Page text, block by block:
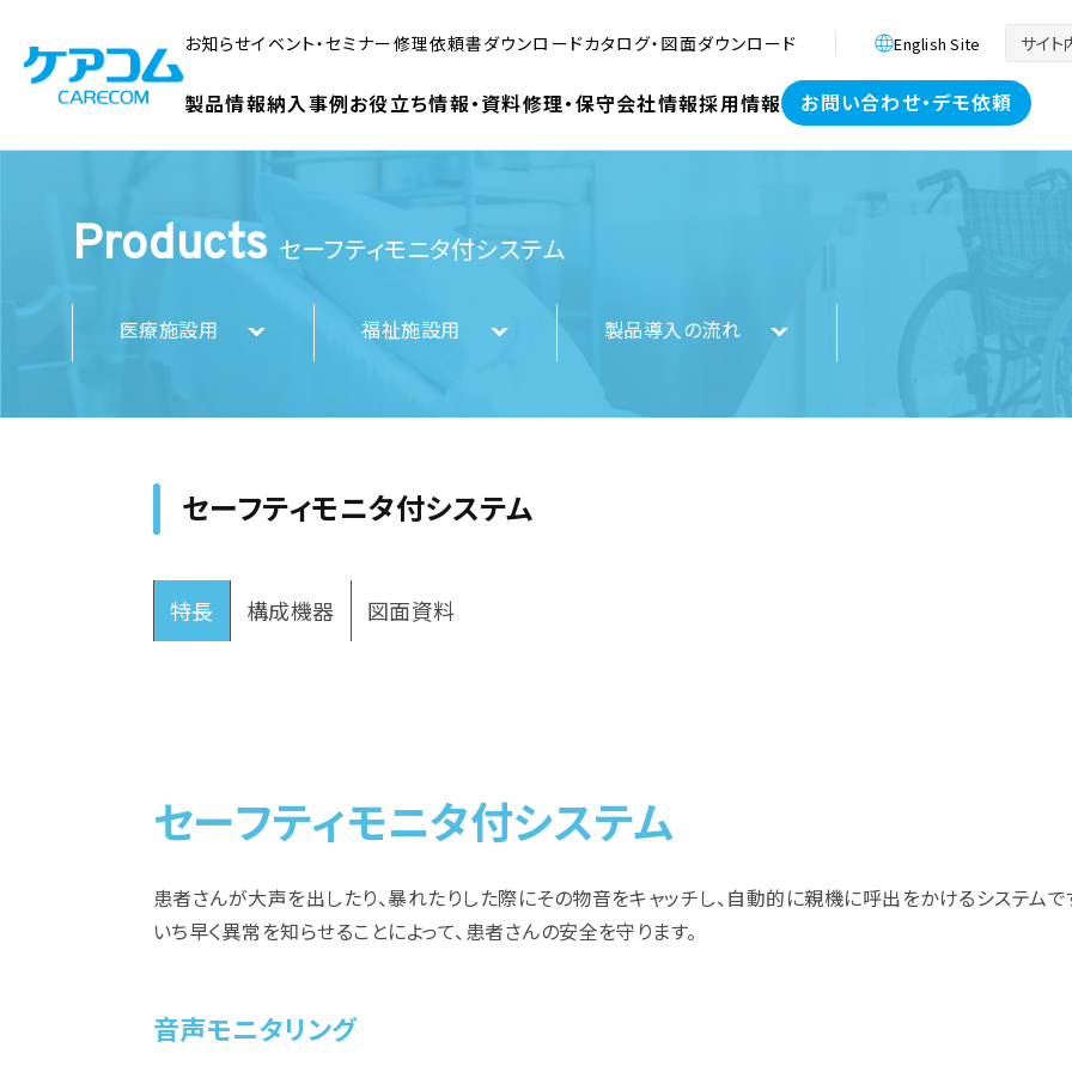
お知らせイベント・セミナー修理依頼書ダウンロードカタログ・図面ダウンロード English Site
製品情報納入事例お役立ち情報・資料修理・保守会社情報採用情報 お問い合わせ・デモ依頼
Products セーフティモニタ付システム
医療施設用 福祉施設用 製品導入の流れ
セーフティモニタ付システム
特長 構成機器 図面資料
セーフティモニタ付システム
患者さんが大声を出したり、暴れたりした際にその物音をキャッチし、自動的に親機に呼出をかけるシステムで
いち早く異常を知らせることによって、患者さんの安全を守ります。
音声モニタリング